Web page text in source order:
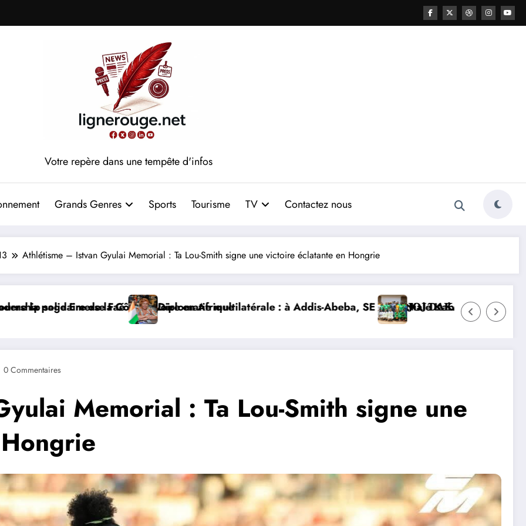
Votre repère dans une tempête d'infos
Grands Genres Sports Tourisme TV Contactez nous
Athlétisme – Istvan Gyulai Memorial : Ta Lou-Smith signe une victoire éclatante en Hongrie
Abeba, SE Mme Nialé Kaba porte la voix de la Côte d’Ivoire et lance la construction de la nouvelle
𝐉𝐎𝐉 𝐃𝐀𝐊𝐀𝐑 𝟐𝟎𝟐𝟔 : 𝐋𝐄𝐒 𝐀𝐓𝐇𝐋È𝐓𝐄𝐒 𝐈𝐕𝐎𝐈𝐑𝐈𝐄𝐍𝐒 𝐒’𝐈𝐌𝐏𝐑È𝐆𝐍𝐄𝐍𝐓 𝐃𝐄𝐒 𝐕𝐀𝐋𝐄𝐔𝐑𝐒
DIPLOMATIE NUMÉRIQUE : LA
0 Commentaires
Memorial : Ta Lou-Smith signe une